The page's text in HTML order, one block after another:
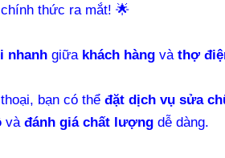
thức ra mắt! 🌟
nhanhgiữa khách hàngvà thợ
bạn có thể đặt dịch vụ sửa
và đánh giá chất lượngdễ dàng.